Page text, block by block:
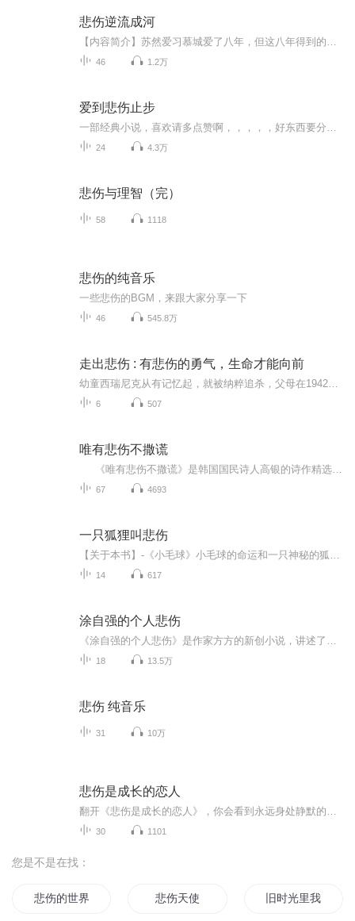
悲伤逆流成河
46 1.2万
爱到悲伤止步
24 4.3万
悲伤与理智（完）
58 1118
悲伤的纯音乐
一些悲伤的BGM，来跟大家分享一下
46 545.8万
走出悲伤 : 有悲伤的勇气，生命才能向前
6 507
唯有悲伤不撒谎
67 4693
一只狐狸叫悲伤
14 617
涂自强的个人悲伤
18 13.5万
悲伤 纯音乐
31 10万
悲伤是成长的恋人
30 1101
您是不是在找：
悲伤的世界 悲伤天使 旧时光里我们不